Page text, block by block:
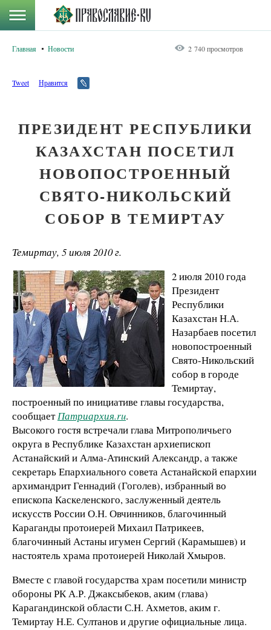
Главная Новости 2 740 просмотров
Tweet Нравится
ПРЕЗИДЕНТ РЕСПУБЛИКИ
КАЗАХСТАН ПОСЕТИЛ
НОВОПОСТРОЕННЫЙ
СВЯТО-НИКОЛЬСКИЙ
СОБОР В ТЕМИРТАУ
Темиртау, 5 июля 2010 г.
2 июля 2010 года
Президент
Республики
Казахстан Н.А.
Назарбаев посетил
новопостроенный
Свято-Никольский
собор в городе
Темиртау,
построенный по инициативе главы государства,
сообщаетПатриархия.ru.
Высокого гостя встречали глава Митрополичьего
округа в Республике Казахстан архиепископ
Астанайский и Алма-Атинский Александр, а также
секретарь Епархиального совета Астанайской епархии
архимандрит Геннадий (Гоголев), избранный во
епископа Каскеленского, заслуженный деятель
искусств России О.Н. Овчинников, благочинный
Караганды протоиерей Михаил Патрикеев,
благочинный Астаны игумен Сергий (Карамышев) и
настоятель храма протоиерей Николай Хмыров.
Вместе с главой государства храм посетили министр
обороны РК А.Р. Джаксыбеков, аким (глава)
Карагандинской области С.Н. Ахметов, аким г.
Темиртау Н.Е. Султанов и другие официальные лица.